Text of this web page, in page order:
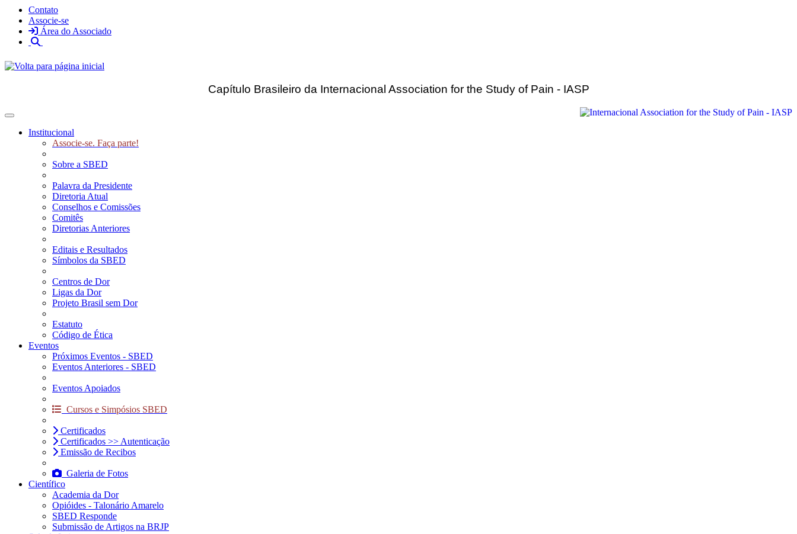
Contato
Associe-se
Área do Associado
Capítulo Brasileiro da Internacional Association for the Study of Pain - IASP
Toggle navigation
Institucional
Associe-se. Faça parte!
Sobre a SBED
Palavra da Presidente
Diretoria Atual
Conselhos e Comissões
Comitês
Diretorias Anteriores
Editais e Resultados
Símbolos da SBED
Centros de Dor
Ligas da Dor
Projeto Brasil sem Dor
Estatuto
Código de Ética
Eventos
Próximos Eventos - SBED
Eventos Anteriores - SBED
Eventos Apoiados
Cursos e Simpósios SBED
Certificados
Certificados >> Autenticação
Emissão de Recibos
Galeria de Fotos
Científico
Academia da Dor
Opióides - Talonário Amarelo
SBED Responde
Submissão de Artigos na BRJP